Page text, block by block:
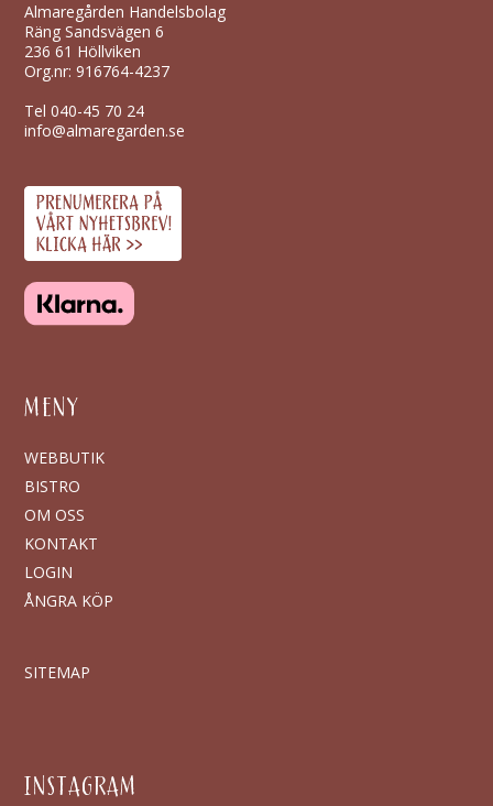
Almaregården Handelsbolag
Räng Sandsvägen 6
236 61 Höllviken
Org.nr: 916764-4237
Tel040-45 70 24
info@almaregarden.se
MENY
WEBBUTIK
BISTRO
OM OSS
KONTAKT
LOGIN
ÅNGRA KÖP
SITEMAP
INSTAGRAM